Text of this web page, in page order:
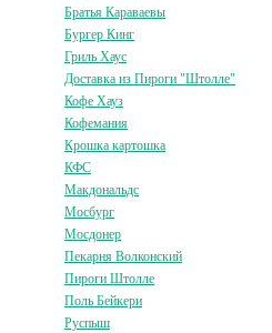
Братья Караваевы
Бургер Кинг
Гриль Хаус
Доставка из Пироги "Штолле"
Кофе Хауз
Кофемания
Крошка картошка
КФС
Макдональдс
Мосбург
Мосдонер
Пекарня Волконский
Пироги Штолле
Поль Бейкери
Руспыш